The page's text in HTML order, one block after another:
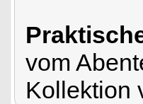
vom
Kollektion